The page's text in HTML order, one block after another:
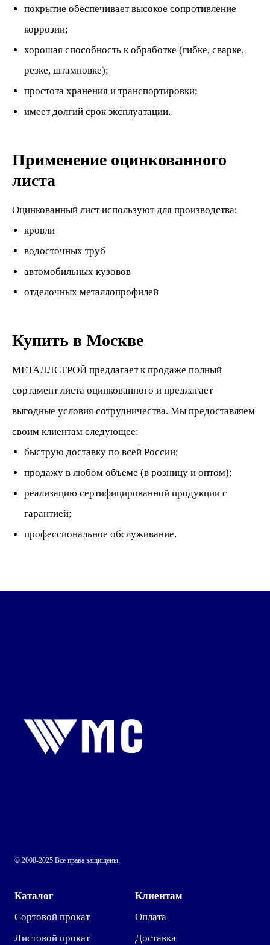
покрытие обеспечивает высокое сопротивление
коррозии;
хорошая способность к обработке (гибке, сварке,
резке, штамповке);
простота хранения и транспортировки;
имеет долгий срок эксплуатации.
Применение оцинкованного
листа
Оцинкованный лист используют для производства:
кровли
водосточных труб
автомобильных кузовов
отделочных металлопрофилей
Купить в Москве
МЕТАЛЛСТРОЙ предлагает к продаже полный
сортамент листа оцинкованного и предлагает
выгодные условия сотрудничества. Мы предоставляем
своим клиентам следующее:
быструю доставку по всей России;
продажу в любом объеме (в розницу и оптом);
реализацию сертифицированной продукции с
гарантией;
профессиональное обслуживание.
© 2008-2025 Все права защищены.
Каталог
Сортовой прокат
Листовой прокат
Клиентам
Оплата
Доставка